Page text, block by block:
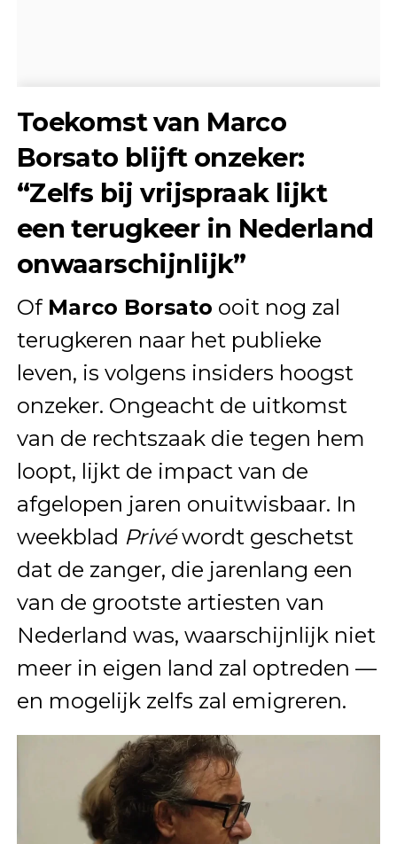
Toekomst van Marco
Borsato blijft onzeker:
“Zelfs bij vrijspraak lijkt
een terugkeer in Nederland
onwaarschijnlijk”
Of Marco Borsato ooit nog zal
terugkeren naar het publieke
leven, is volgens insiders hoogst
onzeker. Ongeacht de uitkomst
van de rechtszaak die tegen hem
loopt, lijkt de impact van de
afgelopen jaren onuitwisbaar. In
weekblad Privéwordt geschetst
dat de zanger, die jarenlang een
van de grootste artiesten van
Nederland was, waarschijnlijk niet
meer in eigen land zal optreden —
en mogelijk zelfs zal emigreren.